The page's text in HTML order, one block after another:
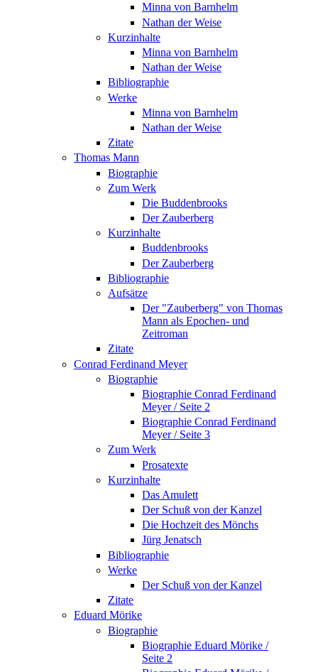
Minna von Barnhelm
Nathan der Weise
Kurzinhalte
Minna von Barnhelm
Nathan der Weise
Bibliographie
Werke
Minna von Barnhelm
Nathan der Weise
Zitate
Thomas Mann
Biographie
Zum Werk
Die Buddenbrooks
Der Zauberberg
Kurzinhalte
Buddenbrooks
Der Zauberberg
Bibliographie
Aufsätze
Der "Zauberberg" von Thomas
Mann als Epochen- und
Zeitroman
Zitate
Conrad Ferdinand Meyer
Biographie
Biographie Conrad Ferdinand
Meyer / Seite 2
Biographie Conrad Ferdinand
Meyer / Seite 3
Zum Werk
Prosatexte
Kurzinhalte
Das Amulett
Der Schuß von der Kanzel
Die Hochzeit des Mönchs
Jürg Jenatsch
Bibliographie
Werke
Der Schuß von der Kanzel
Zitate
Eduard Mörike
Biographie
Biographie Eduard Mörike /
Seite 2